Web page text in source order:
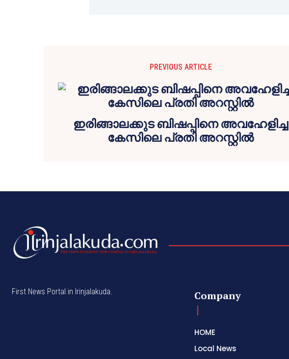
PREVIOUS ARTICLE
ഇരിങ്ങാലക്കുട ബിഷപ്പിനെ അവഹേളിച്ച
കേസിലെ പ്രതി അറസ്റ്റിൽ
First News Portal in Irinjalakuda. Company
HOME
Local News